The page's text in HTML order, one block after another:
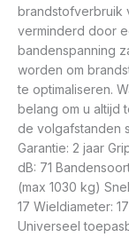
brandstofverbruik
verminderd door
bandenspanning
worden om
te optimaliseren.
belang om u altijd
de volgafstanden
Garantie: 2 jaar
dB: 71
(max 1030 kg)
17 Wieldiameter:
Universeel